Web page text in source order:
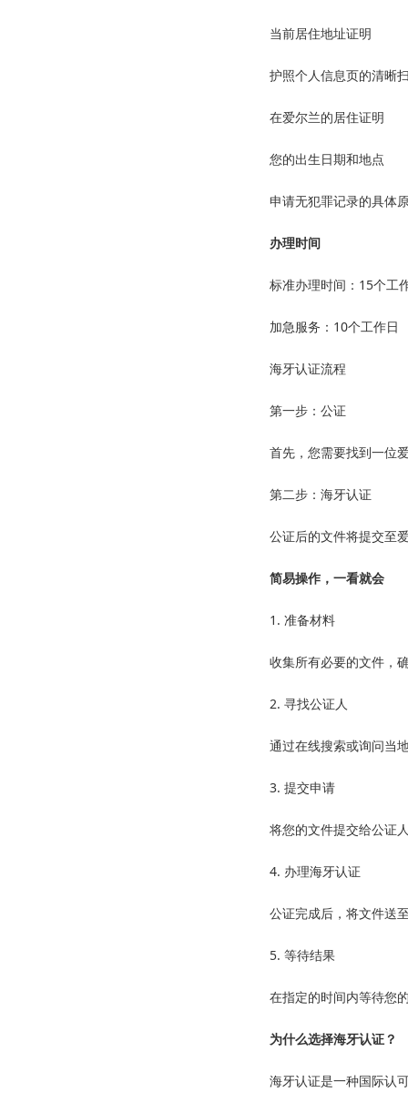
当前居住地址证明
护照个人信息页的清晰
在爱尔兰的居住证明
您的出生日期和地点
申请无犯罪记录的具体
办理时间
标准办理时间：15个工
加急服务：10个工作日
海牙认证流程
第一步：公证
首先，您需要找到一位
第二步：海牙认证
公证后的文件将提交至
简易操作，一看就会
1. 准备材料
收集所有必要的文件，
2. 寻找公证人
通过在线搜索或询问当
3. 提交申请
将您的文件提交给公证
4. 办理海牙认证
公证完成后，将文件送
5. 等待结果
在指定的时间内等待您
为什么选择海牙认证？
海牙认证是一种国际认